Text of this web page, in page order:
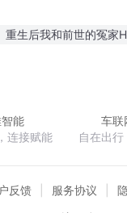
重生后我和前世的冤家
能
连接赋能
车联
自在出
反馈 服务协议